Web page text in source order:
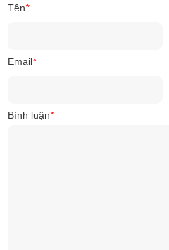
Tên*
Email*
Bình luận*